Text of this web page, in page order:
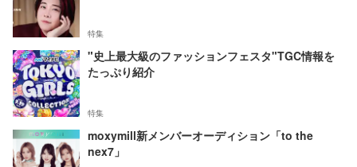
特集
"史上最大級のファッションフェスタ"TGC情報を
たっぷり紹介
特集
moxymill新メンバーオーディション「to the
nex7」